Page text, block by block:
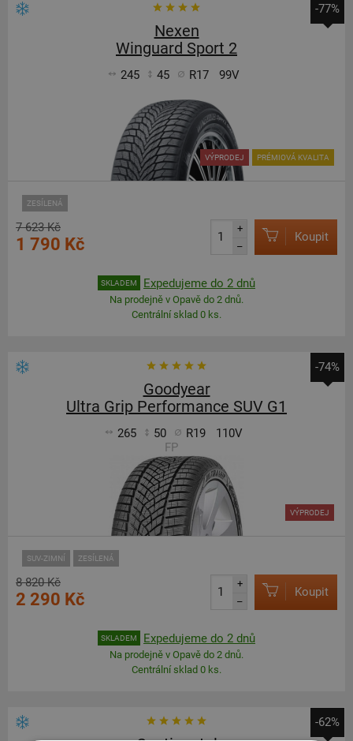
-77%
Nexen
Winguard Sport 2
245 45 R17 99V
ZESÍLENÁ
VÝPRODEJ PRÉMIOVÁ KVALITA
7 623 Kč
1 790 Kč
+
–
Koupit
SKLADEM Expedujeme do 2 dnů
Na prodejně v Opavě do 2 dnů.
Centrální sklad 0 ks.
-74%
Goodyear
Ultra Grip Performance SUV G1
265 50 R19
110V
FP
SUV-ZIMNÍ ZESÍLENÁ
VÝPRODEJ
8 820 Kč
2 290 Kč
+
–
Koupit
SKLADEM Expedujeme do 2 dnů
Na prodejně v Opavě do 2 dnů.
Centrální sklad 0 ks.
-62%